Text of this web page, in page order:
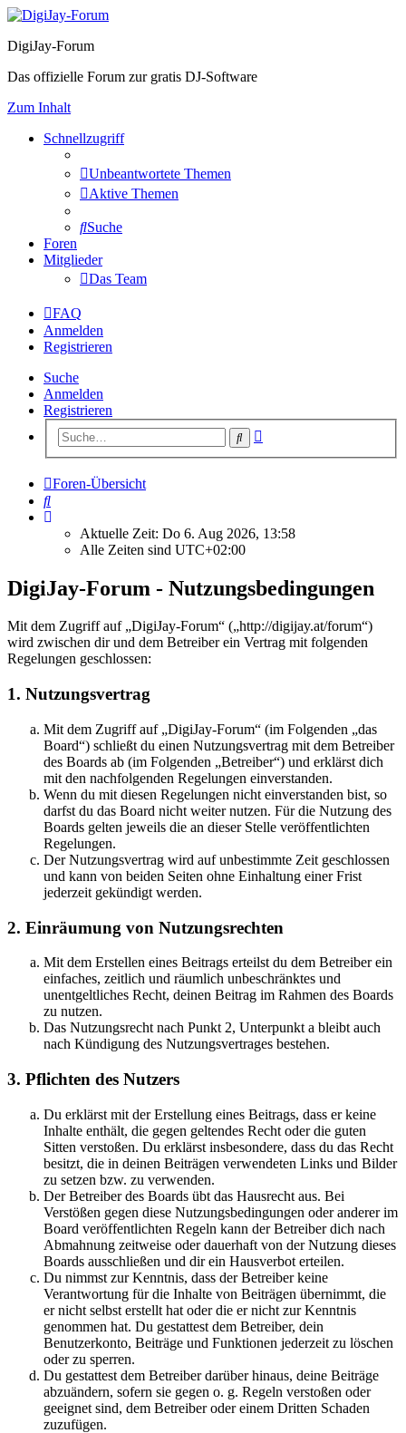
DigiJay-Forum
Das offizielle Forum zur gratis DJ-Software
Zum Inhalt
Schnellzugriff
Unbeantwortete Themen
Aktive Themen
Suche
Foren
Mitglieder
Das Team
FAQ
Anmelden
Registrieren
Suche
Anmelden
Registrieren
Suche
Foren-Übersicht
Suche
Aktuelle Zeit: Do 6. Aug 2026, 13:58
Alle Zeiten sind UTC+02:00
DigiJay-Forum - Nutzungsbedingungen
Mit dem Zugriff auf „DigiJay-Forum“ („http://digijay.at/forum“)
wird zwischen dir und dem Betreiber ein Vertrag mit folgenden
Regelungen geschlossen:
1. Nutzungsvertrag
Mit dem Zugriff auf „DigiJay-Forum“ (im Folgenden „das
Board“) schließt du einen Nutzungsvertrag mit dem Betreiber
des Boards ab (im Folgenden „Betreiber“) und erklärst dich
mit den nachfolgenden Regelungen einverstanden.
Wenn du mit diesen Regelungen nicht einverstanden bist, so
darfst du das Board nicht weiter nutzen. Für die Nutzung des
Boards gelten jeweils die an dieser Stelle veröffentlichten
Regelungen.
Der Nutzungsvertrag wird auf unbestimmte Zeit geschlossen
und kann von beiden Seiten ohne Einhaltung einer Frist
jederzeit gekündigt werden.
2. Einräumung von Nutzungsrechten
Mit dem Erstellen eines Beitrags erteilst du dem Betreiber ein
einfaches, zeitlich und räumlich unbeschränktes und
unentgeltliches Recht, deinen Beitrag im Rahmen des Boards
zu nutzen.
Das Nutzungsrecht nach Punkt 2, Unterpunkt a bleibt auch
nach Kündigung des Nutzungsvertrages bestehen.
3. Pflichten des Nutzers
Du erklärst mit der Erstellung eines Beitrags, dass er keine
Inhalte enthält, die gegen geltendes Recht oder die guten
Sitten verstoßen. Du erklärst insbesondere, dass du das Recht
besitzt, die in deinen Beiträgen verwendeten Links und Bilder
zu setzen bzw. zu verwenden.
Der Betreiber des Boards übt das Hausrecht aus. Bei
Verstößen gegen diese Nutzungsbedingungen oder anderer im
Board veröffentlichten Regeln kann der Betreiber dich nach
Abmahnung zeitweise oder dauerhaft von der Nutzung dieses
Boards ausschließen und dir ein Hausverbot erteilen.
Du nimmst zur Kenntnis, dass der Betreiber keine
Verantwortung für die Inhalte von Beiträgen übernimmt, die
er nicht selbst erstellt hat oder die er nicht zur Kenntnis
genommen hat. Du gestattest dem Betreiber, dein
Benutzerkonto, Beiträge und Funktionen jederzeit zu löschen
oder zu sperren.
Du gestattest dem Betreiber darüber hinaus, deine Beiträge
abzuändern, sofern sie gegen o. g. Regeln verstoßen oder
geeignet sind, dem Betreiber oder einem Dritten Schaden
zuzufügen.